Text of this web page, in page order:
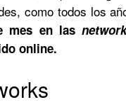
como todos los
mes en las
online.